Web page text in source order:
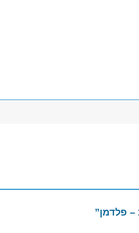
– פלדמן”